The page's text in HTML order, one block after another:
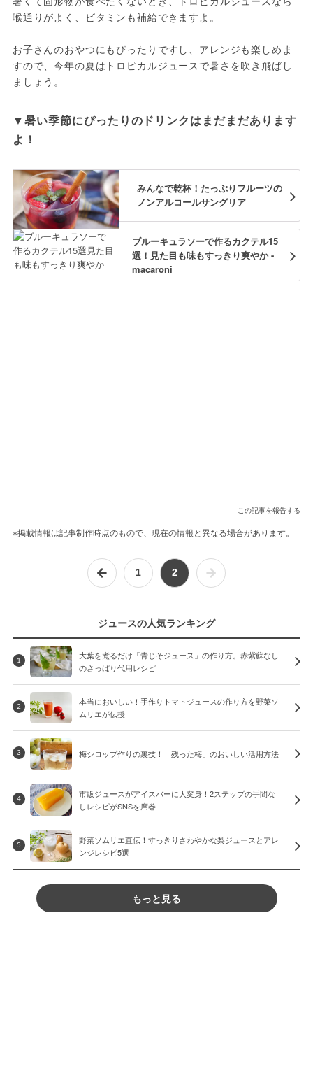
喉通りがよく、ビタミンも補給できますよ。
お子さんのおやつにもぴったりですし、アレンジも楽しめま
すので、今年の夏はトロピカルジュースで暑さを吹き飛ばし
ましょう。
▼暑い季節にぴったりのドリンクはまだまだあります
よ！
みんなで乾杯！たっぷりフルーツの
ノンアルコールサングリア
ブルーキュラソーで作るカクテル15
選！見た目も味もすっきり爽やか -
macaroni
この記事を報告する
※掲載情報は記事制作時点のもので、現在の情報と異なる場合があります。
1 2
ジュースの人気ランキング
1
大葉を煮るだけ「青じそジュース」の作り方。赤紫蘇なし
のさっぱり代用レシピ
2
本当においしい！手作りトマトジュースの作り方を野菜ソ
ムリエが伝授
3 梅シロップ作りの裏技！「残った梅」のおいしい活用方法
4
市販ジュースがアイスバーに大変身！2ステップの手間な
しレシピがSNSを席巻
5
野菜ソムリエ直伝！すっきりさわやかな梨ジュースとアレ
ンジレシピ5選
もっと見る